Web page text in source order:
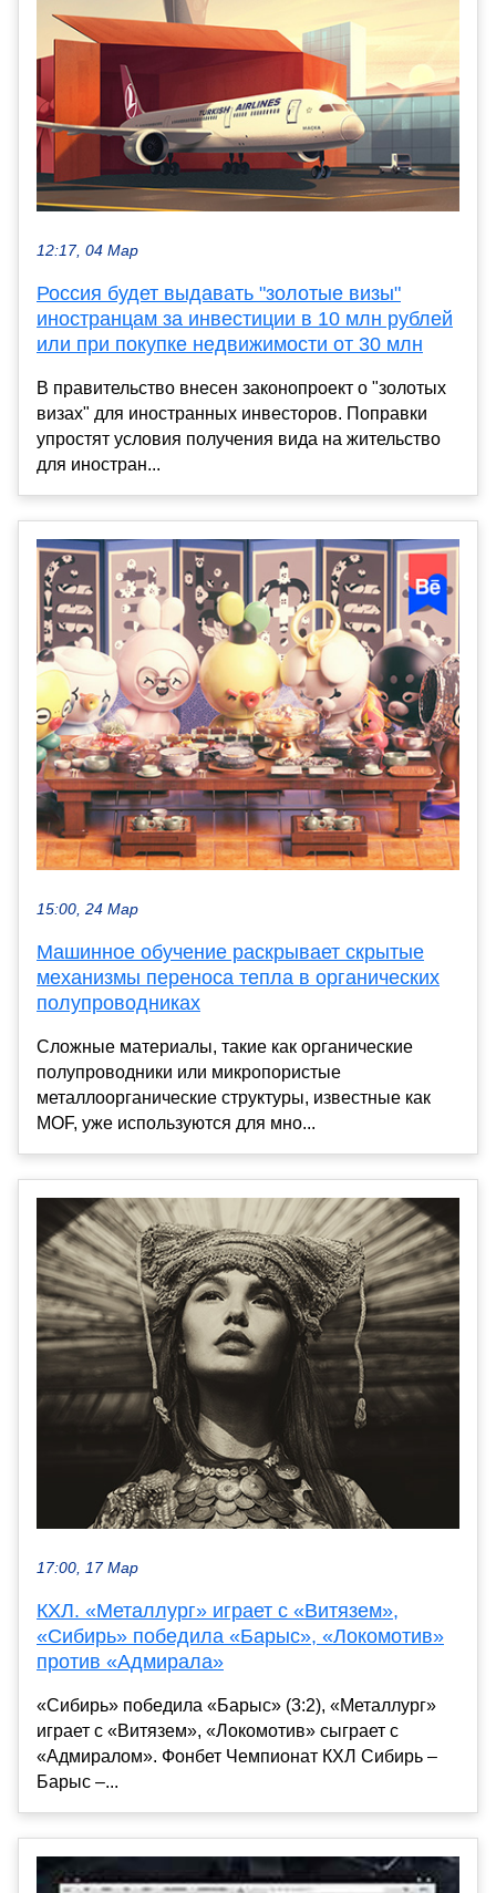
12:17, 04 Мар
Россия будет выдавать "золотые визы"
иностранцам за инвестиции в 10 млн рублей
или при покупке недвижимости от 30 млн
В правительство внесен законопроект о "золотых
визах" для иностранных инвесторов. Поправки
упростят условия получения вида на жительство
для иностран...
15:00, 24 Мар
Машинное обучение раскрывает скрытые
механизмы переноса тепла в органических
полупроводниках
Сложные материалы, такие как органические
полупроводники или микропористые
металлоорганические структуры, известные как
MOF, уже используются для мно...
17:00, 17 Мар
КХЛ. «Металлург» играет с «Витязем»,
«Сибирь» победила «Барыс», «Локомотив»
против «Адмирала»
«Сибирь» победила «Барыс» (3:2), «Металлург»
играет с «Витязем», «Локомотив» сыграет с
«Адмиралом». Фонбет Чемпионат КХЛ Сибирь –
Барыс –...